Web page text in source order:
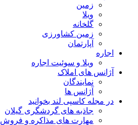
زمین
ویلا
گلخانه
زمین کشاورزی
آپارتمان
اجاره
ویلا و سوئیت اجاره
آژانس های املاک
نمایندگان
آژانس ها
در مجله کاسپی لند بخوانید
جاذبه های گردشگری گیلان
مهارت های مذاکره و فروش